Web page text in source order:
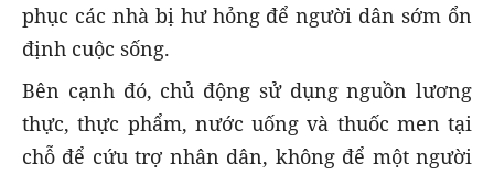
phục các nhà bị hư hỏng để người dân sớm ổn
định cuộc sống.
Bên cạnh đó, chủ động sử dụng nguồn lương
thực, thực phẩm, nước uống và thuốc men tại
chỗ để cứu trợ nhân dân, không để một người